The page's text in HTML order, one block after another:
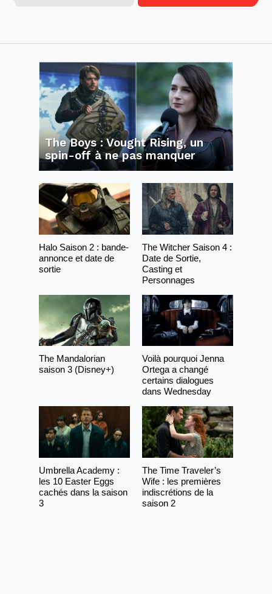
The Boys : Vought Rising, un
spin-off à ne pas manquer
Halo Saison 2 : bande-
annonce et date de
sortie
The Witcher Saison 4 :
Date de Sortie,
Casting et
Personnages
The Mandalorian
saison 3 (Disney+)
Voilà pourquoi Jenna
Ortega a changé
certains dialogues
dans Wednesday
Umbrella Academy :
les 10 Easter Eggs
cachés dans la saison
3
The Time Traveler’s
Wife : les premières
indiscrétions de la
saison 2